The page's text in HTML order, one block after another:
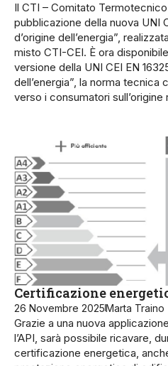
Il CTI – Comitato
pubblicazione della nuova UNI
d’origine dell’energia”,
misto CTI-CEI. È ora
versione della UNI CEI EN
dell’energia”, la norma tecnica
verso i consumatori
Certificazione
26 Novembre 2025Marta Traino
Grazie a una nuova
l’API, sarà possibile ricavare,
certificazione energetica,